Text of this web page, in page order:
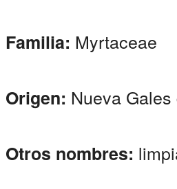
Familia: Myrtaceae
Origen: Nueva
Otros nombres: